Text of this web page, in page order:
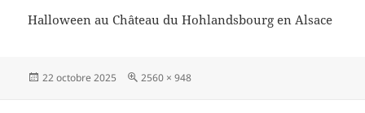
Halloween au Château du Hohlandsbourg en Alsace
Publié
22 octobre 2025
Taille
2560 × 948